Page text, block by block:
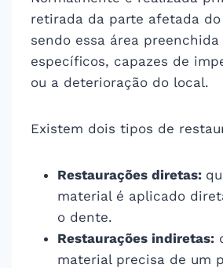
retirada da parte afetada
sendo essa área
específicos, capazes de
ou a deterioração do local.
Existem dois tipos de
Restaurações diretas:
material é aplicado
o dente.
Restaurações indiretas:
material precisa de um